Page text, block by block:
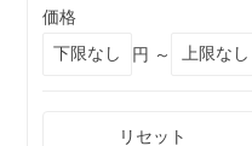
価格
円 ～
リセット